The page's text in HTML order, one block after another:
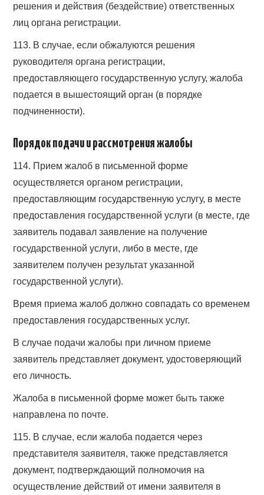
решения и действия (бездействие) ответственных
лиц органа регистрации.
113. В случае, если обжалуются решения
руководителя органа регистрации,
предоставляющего государственную услугу, жалоба
подается в вышестоящий орган (в порядке
подчиненности).
Порядок подачи и рассмотрения жалобы
114. Прием жалоб в письменной форме
осуществляется органом регистрации,
предоставляющим государственную услугу, в месте
предоставления государственной услуги (в месте, где
заявитель подавал заявление на получение
государственной услуги, либо в месте, где
заявителем получен результат указанной
государственной услуги).
Время приема жалоб должно совпадать со временем
предоставления государственных услуг.
В случае подачи жалобы при личном приеме
заявитель представляет документ, удостоверяющий
его личность.
Жалоба в письменной форме может быть также
направлена по почте.
115. В случае, если жалоба подается через
представителя заявителя, также представляется
документ, подтверждающий полномочия на
осуществление действий от имени заявителя в